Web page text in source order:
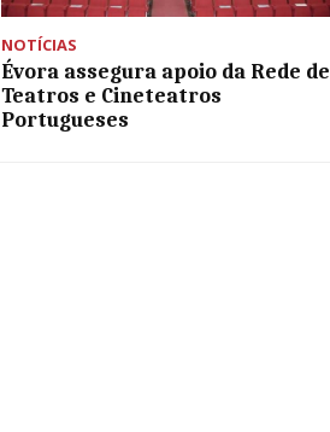
NOTÍCIAS
Évora assegura apoio da Rede de
Teatros e Cineteatros
Portugueses